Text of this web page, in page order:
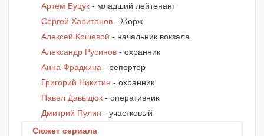
Артем Буцук - младший лейтенант
Сергей Харитонов - Жорж
Алексей Кошевой - начальник вокзала
Александр Русинов - охранник
Анна Фрадкина - репортер
Григорий Никитин - охранник
Павел Давыдюк - оперативник
Дмитрий Пулин - участковый
Сюжет сериала